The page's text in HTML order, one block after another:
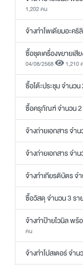
1,202 คน
จ้างทำโพเดียมอะคริ
ซื้อชุดเครื่องขยายเ
04/08/2568 1,210
ซื้อโต๊ะประชุม จำนว
ซื้อครุภัณฑ์ จำนวน 2
จ้างถ่ายเอกสาร จำ
จ้างถ่ายเอกสาร จำ
จ้างทำเกียรติบัตร จ
ซื้อวัสดุ จำนวน 3 รา
จ้างทำป้ายไวนิล พ
คน
จ้างทำโปสเตอร์ จำน